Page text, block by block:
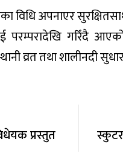
विधि अपनाएर
परम्परादेखि गरिँदै
व्रत तथा शालीनदी
प्रस्तुत